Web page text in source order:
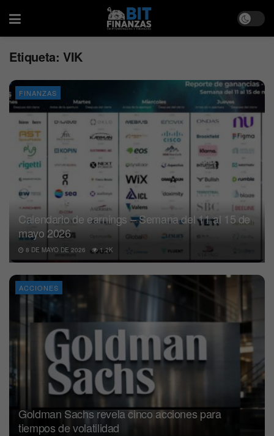
Etiqueta: VIK
FINANZAS
Calendario de earnings – Semana del 11 al 15 de
mayo 2026
8 DE MAYO DE 2026 1.2K
ACCIONES
Goldman Sachs revela cinco acciones para
tiempos de volatilidad